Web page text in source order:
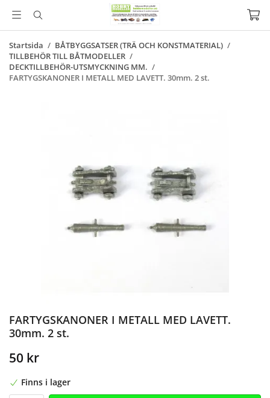
Startsida / BÅTBYGGSATSER (TRÄ OCH KONSTMATERIAL) /
TILLBEHÖR TILL BÅTMODELLER /
DECKTILLBEHÖR-UTSMYCKNING MM. /
FARTYGSKANONER I METALL MED LAVETT. 30mm. 2 st.
FARTYGSKANONER I METALL MED LAVETT.
30mm. 2 st.
50 kr
Finns i lager